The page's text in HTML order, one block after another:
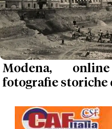
Modena,
fotografie storiche